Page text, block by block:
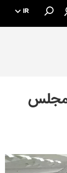
IR
مجلس